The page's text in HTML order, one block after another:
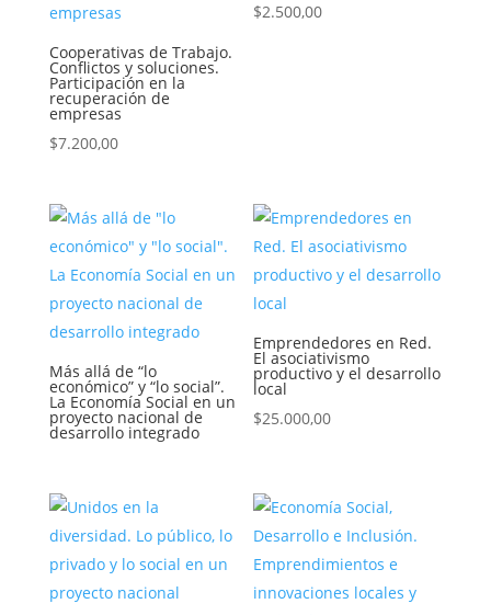
Cooperativas de Trabajo.
Conflictos y soluciones.
Participación en la
recuperación de
empresas
$7.200,00
$2.500,00
Más allá de “lo
económico” y “lo social”.
La Economía Social en un
proyecto nacional de
desarrollo integrado
Emprendedores en Red.
El asociativismo
productivo y el desarrollo
local
$25.000,00